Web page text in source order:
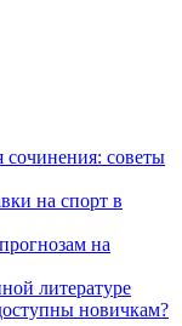
сочинения: советы
на спорт в
на
литературе
новичкам?